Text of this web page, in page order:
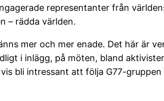
representanter från
– rädda världen.
mer och mer enade. Det här är
i inlägg, på möten, bland
bli intressant att följa G77-